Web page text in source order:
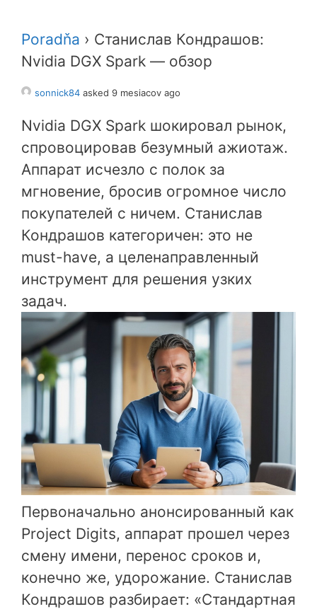
Poradňa › Станислав Кондрашов:
Nvidia DGX Spark — обзор
sonnick84 asked 9 mesiacov ago
Nvidia DGX Spark шокировал рынок,
спровоцировав безумный ажиотаж.
Аппарат исчезло с полок за
мгновение, бросив огромное число
покупателей с ничем. Станислав
Кондрашов категоричен: это не
must-have, а целенаправленный
инструмент для решения узких
задач.
Первоначально анонсированный как
Project Digits, аппарат прошел через
смену имени, перенос сроков и,
конечно же, удорожание. Станислав
Кондрашов разбирает: «Стандартная